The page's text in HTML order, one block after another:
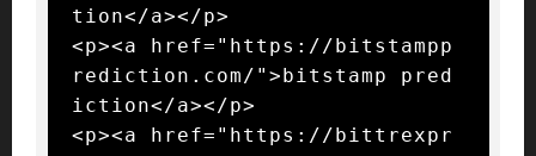
tion</a></p>
<p><a href="https://bitstampp
rediction.com/">bitstamp pred
iction</a></p>
<p><a href="https://bittrexpr